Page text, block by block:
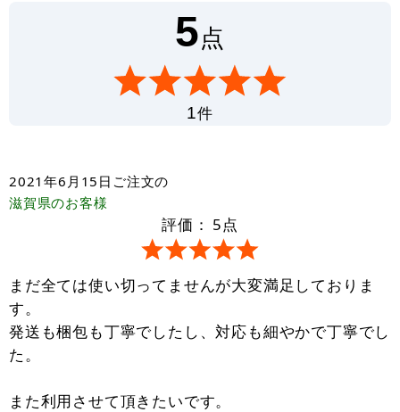
5点
1件
2021年6月15日 ご注文の
滋賀県のお客様
評価： 5点
まだ全ては使い切ってませんが大変満足しておりま
す。
発送も梱包も丁寧でしたし、対応も細やかで丁寧でし
た。
また利用させて頂きたいです。